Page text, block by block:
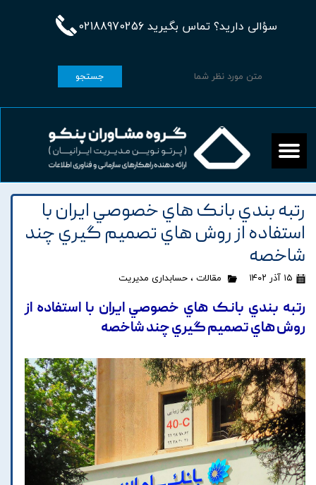
سؤالی دارید؟ تماس بگیرید 02188970256
جستجو
رتبه بندي بانک هاي خصوصي ايران با
استفاده از روش هاي تصميم گيري چند
شاخصه
۱۵ آذر ۱۴۰۲ مقالات ، حسابداری مدیریت
رتبه بندي بانک هاي خصوصي ايران با استفاده از
روش هاي تصميم گيري چند شاخصه